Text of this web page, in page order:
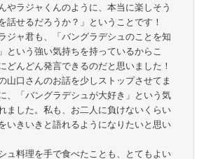
やラジャくんのように、本当に楽しそう
話せるだろうか？」ということです！
ジャ君も、「バングラデシュのことを知
という強い気持ちを持っているからこ
どんどん発言できるのだと思いました！
山口さんのお話を少しストップさせてま
、「バングラデシュが大好き」という気
ました。私も、お二人に負けないくらい
いきいきと語れるようになりたいと思い
ュ料理を手で食べたことも、とてもよい